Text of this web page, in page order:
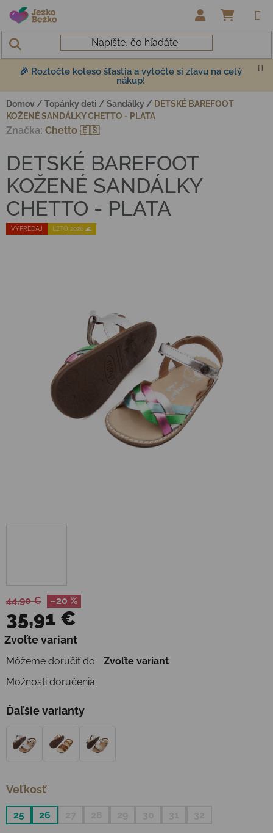
Prejsť na obsah
🎉 Roztočte koleso šťastia a vytočte si zľavu na celý
nákup!
Domov / Topánky deti / Sandálky / DETSKÉ BAREFOOT
KOŽENÉ SANDÁLKY CHETTO - PLATA
44,90 € –20 %
35,91 €
Jednotková cena:
Zvoľte variant
Môžeme doručiť do:
Zvoľte variant
Možnosti doručenia
Ďaľšie varianty
Veľkosť
25 26
VÝPREDAJ LETO 2026 🌊
DETSKÉ BAREFOOT
KOŽENÉ SANDÁLKY
CHETTO - PLATA
Značka: Chetto 🇪🇸